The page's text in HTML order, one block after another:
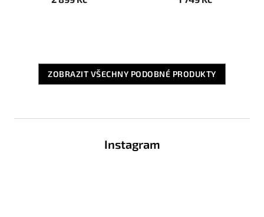
ZOBRAZIT VŠECHNY PODOBNÉ PRODUKTY
Instagram